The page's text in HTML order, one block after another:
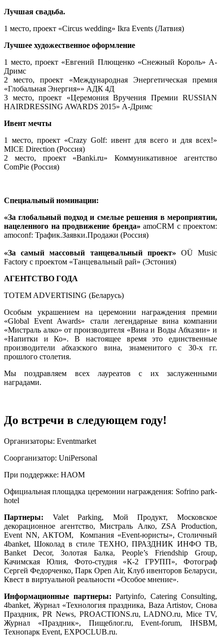
Лучшая свадьба.
1 место, проект «Circus wedding» Ikra Events (Латвия)
Лучшее художественное оформление
1 место, проект «Евгений Плющенко «Снежный Король» А-
Дримс
2 место, проект «Международная Энергетическая премия
«Глобальная Энергия»» АДК 4Д
3 место, проект «Церемония Вручения Премии RUSSIAN
HAIRDRESSING AWARDS 2015» А-Дримс
Ивент мечты
1 место, проект «Crazy Golf: ивент для всего и для всех!»
MICE Direction (Россия)
2 место, проект «Banki.ru» Коммуникативное агентство
ComPie (Россия)
Специальный номинации:
«За глобальный подход и смелые решения в мероприятии,
нацеленного на продвижение бренда» amoCRM с проектом:
amoconf: Трафик.Заявки.Продажи (Россия)
«За самый массовый танцевальный проект» OÜ Music
Factory с проектом «Танцевальный рай» (Эстония)
АГЕНТСТВО ГОДА
TOTEM ADVERTISING (Беларусь)
Особым украшением на церемонии награждения премии
«Global Event Awards» стали легендарные вина компании
«Мистраль алко» от производителя «Вина и Воды Абхазии» и
«Напитки и Ко». В настоящее время это единственные
производители абхазского вина, знаменитого с 30-х гг.
прошлого столетия.
Мы поздравляем всех лауреатов с их заслуженными
наградами.
До встречи в следующем году!
Организаторы: Eventmarket
Соорганизатор: UniPersonal
При поддержке: НАОМ
Официальная площадка церемонии награждения: Sofrino park-
hotel
Партнеры: Valet Parking, Мой Продукт, Московское
декорационное агентство, Мистраль Алко, ZSA Production,
Event NN, АКТОМ, Компания «Event-юристы», Столичный
4banket, Шоколад в стиле ТЕХНО, ПРАЗДНИК ИНФО ТВ,
Banket Decor, Золотая Балка, People’s Friendship Group,
Качимская Юлия, Фото-студия «К-2 ГРУПП», Фотограф
Сергей Федорченко, Парк Open Air, Клуб ивенторов Беларуси,
Квест в виртуальной реальности «Особое мнение».
Информационные партнеры: Partyinfo, Catering Consulting,
4banket, Журнал «Технология праздника, Baza Artistov, Снова
Праздник, PR News, PROACTIONS.ru, LADNO.ru, Mice TV,
Журнал «Праздник», Пищеблог.ru, Event-forum, IHSBM,
Технопарк Event, EXPOCLUB.ru.